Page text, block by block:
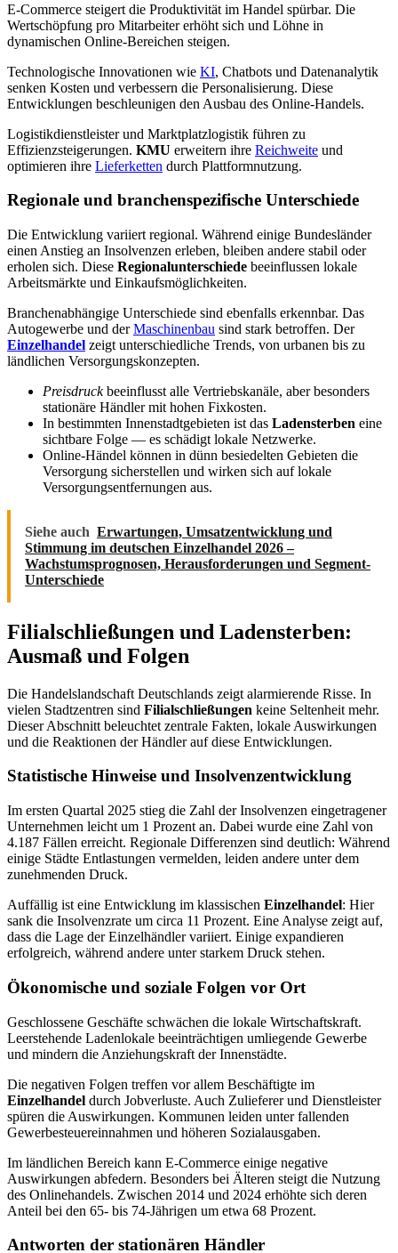
E-Commerce steigert die Produktivität im Handel spürbar. Die
Wertschöpfung pro Mitarbeiter erhöht sich und Löhne in
dynamischen Online-Bereichen steigen.
Technologische Innovationen wie KI, Chatbots und Datenanalytik
senken Kosten und verbessern die Personalisierung. Diese
Entwicklungen beschleunigen den Ausbau des Online-Handels.
Logistikdienstleister und Marktplatzlogistik führen zu
Effizienzsteigerungen. KMU erweitern ihre Reichweite und
optimieren ihre Lieferketten durch Plattformnutzung.
Regionale und branchenspezifische Unterschiede
Die Entwicklung variiert regional. Während einige Bundesländer
einen Anstieg an Insolvenzen erleben, bleiben andere stabil oder
erholen sich. Diese Regionalunterschiede beeinflussen lokale
Arbeitsmärkte und Einkaufsmöglichkeiten.
Branchenabhängige Unterschiede sind ebenfalls erkennbar. Das
Autogewerbe und derMaschinenbau sind stark betroffen. Der
Einzelhandel zeigt unterschiedliche Trends, von urbanen bis zu
ländlichen Versorgungskonzepten.
Preisdruckbeeinflusst alle Vertriebskanäle, aber besonders
stationäre Händler mit hohen Fixkosten.
In bestimmten Innenstadtgebieten ist das Ladensterben eine
sichtbare Folge — es schädigt lokale Netzwerke.
Online-Händel können in dünn besiedelten Gebieten die
Versorgung sicherstellen und wirken sich auf lokale
Versorgungsentfernungen aus.
Siehe auch Erwartungen, Umsatzentwicklung und
Stimmung im deutschen Einzelhandel 2026 –
Wachstumsprognosen, Herausforderungen und Segment-
Unterschiede
Filialschließungen und Ladensterben:
Ausmaß und Folgen
Die Handelslandschaft Deutschlands zeigt alarmierende Risse. In
vielen Stadtzentren sind Filialschließungen keine Seltenheit mehr.
Dieser Abschnitt beleuchtet zentrale Fakten, lokale Auswirkungen
und die Reaktionen der Händler auf diese Entwicklungen.
Statistische Hinweise und Insolvenzentwicklung
Im ersten Quartal 2025 stieg die Zahl der Insolvenzen eingetragener
Unternehmen leicht um 1 Prozent an. Dabei wurde eine Zahl von
4.187 Fällen erreicht. Regionale Differenzen sind deutlich: Während
einige Städte Entlastungen vermelden, leiden andere unter dem
zunehmenden Druck.
Auffällig ist eine Entwicklung im klassischen Einzelhandel: Hier
sank die Insolvenzrate um circa 11 Prozent. Eine Analyse zeigt auf,
dass die Lage der Einzelhändler variiert. Einige expandieren
erfolgreich, während andere unter starkem Druck stehen.
Ökonomische und soziale Folgen vor Ort
Geschlossene Geschäfte schwächen die lokale Wirtschaftskraft.
Leerstehende Ladenlokale beeinträchtigen umliegende Gewerbe
und mindern die Anziehungskraft der Innenstädte.
Die negativen Folgen treffen vor allem Beschäftigte im
Einzelhandel durch Jobverluste. Auch Zulieferer und Dienstleister
spüren die Auswirkungen. Kommunen leiden unter fallenden
Gewerbesteuereinnahmen und höheren Sozialausgaben.
Im ländlichen Bereich kann E‑Commerce einige negative
Auswirkungen abfedern. Besonders bei Älteren steigt die Nutzung
des Onlinehandels. Zwischen 2014 und 2024 erhöhte sich deren
Anteil bei den 65- bis 74-Jährigen um etwa 68 Prozent.
Antworten der stationären Händler